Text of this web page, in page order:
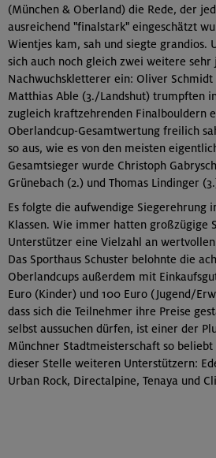
(München & Oberland) die Rede, der
ausreichend "finalstark" eingeschätzt
Wientjes kam, sah und siegte grandios.
sich auch noch gleich zwei weitere sehr
Nachwuchskletterer ein: Oliver
Matthias Able (3./Landshut) trumpften
zugleich kraftzehrenden Finalbouldern
Oberlandcup-Gesamtwertung freilich
so aus, wie es von den meisten
Gesamtsieger wurde Christoph
Grünebach (2.) und Thomas Lindinger
Es folgte die aufwendige Siegerehrung
Klassen. Wie immer hatten großzügige
Unterstützer eine Vielzahl an
Das Sporthaus Schuster belohnte die
Oberlandcups außerdem mit
Euro (Kinder) und 100 Euro (Jugend/
dass sich die Teilnehmer ihre Preise
selbst aussuchen dürfen, ist einer der
Münchner Stadtmeisterschaft so
dieser Stelle weiteren Unterstützern:
Urban Rock, Directalpine, Tenaya und